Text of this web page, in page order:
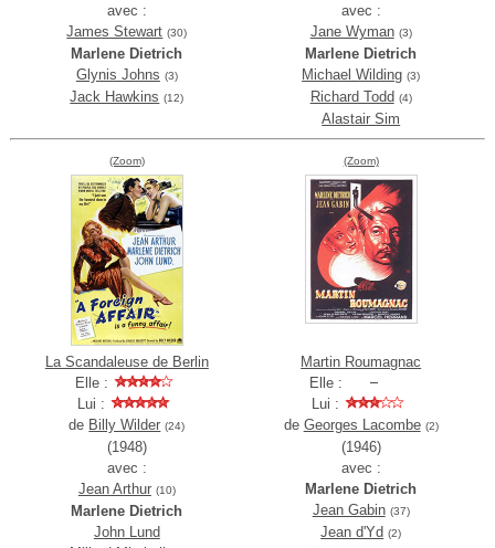
avec :
James Stewart (30)
Marlene Dietrich
Glynis Johns (3)
Jack Hawkins (12)
avec :
Jane Wyman (3)
Marlene Dietrich
Michael Wilding (3)
Richard Todd (4)
Alastair Sim
(Zoom)
La Scandaleuse de Berlin
Elle :
Lui :
de Billy Wilder (24)
(1948)
avec :
Jean Arthur (10)
Marlene Dietrich
John Lund
(Zoom)
Martin Roumagnac
Elle :
Lui :
de Georges Lacombe (2)
(1946)
avec :
Marlene Dietrich
Jean Gabin (37)
Jean d'Yd (2)